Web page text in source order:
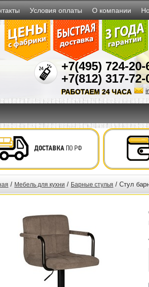
Условия оплаты О компании
+7(495) 724-20-
+7(812) 317-72-
РАБОТАЕМ 24 ЧАСА
ДОСТАВКАПО РФ
/ Мебель для кухни / Барные стулья / Стул